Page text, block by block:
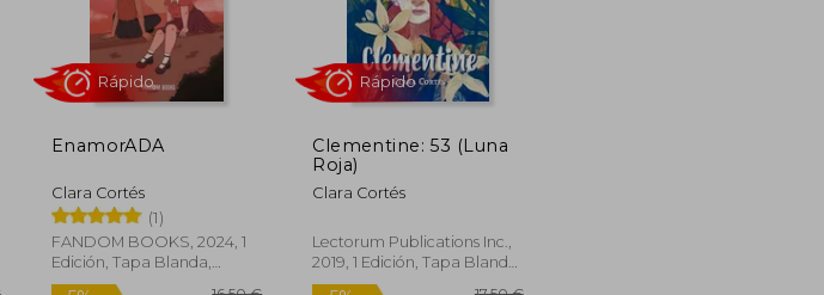
EnamorADA
Clara Cortés
(1)
FANDOM BOOKS, 2024, 1
Edición, Tapa Blanda,
Nuevo
Rápido
Clementine: 53 (Luna
Roja)
Clara Cortés
Lectorum Publications Inc.,
2019, 1 Edición, Tapa Blanda,
Nuevo
Rápido